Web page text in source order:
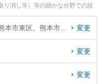
り消し等）等の細かな分野での絞
ラル法律事務所の木野 博徳弁護士
保田窪法律事務所の田上 裕輝弁護
な近くの弁護士を検索したい』
る熊本市内の弁護士に相談予約し
です。
変更
変更
変更